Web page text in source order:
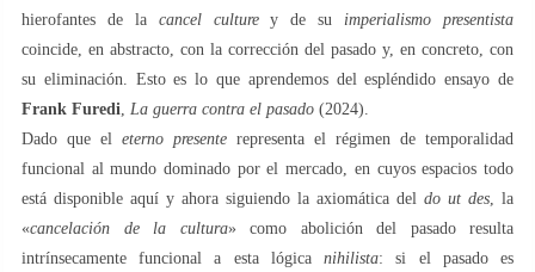
hierofantes de la cancel culturey de su imperialismo
presentista
coincide, en abstracto, con la corrección del pasado y, en concreto, con
su eliminación. Esto es lo que aprendemos del espléndido ensayo de
Frank Furedi
La guerra contra el pasado (2024).
Dado que el eterno presente representa el régimen de temporalidad
funcional al mundo dominado por el mercado, en cuyos espacios todo
está disponible aquí y ahora siguiendo la axiomática del do ut des , la
«cancelación de la cultura» como abolición del pasado resulta
intrínsecamente funcional a esta lógicanihilista: si el pasado es